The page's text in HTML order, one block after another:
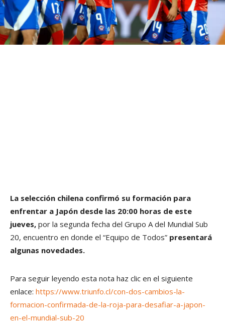
La selección chilena confirmó su formación para
enfrentar a Japón desde las 20:00 horas de este
jueves, por la segunda fecha del Grupo A del Mundial Sub
20, encuentro en donde el “Equipo de Todos” presentará
algunas novedades.
Para seguir leyendo esta nota haz clic en el siguiente
enlace: https://www.triunfo.cl/con-dos-cambios-la-
formacion-confirmada-de-la-roja-para-desafiar-a-japon-
en-el-mundial-sub-20